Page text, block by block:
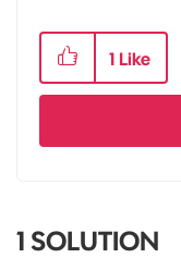
1 Like
1 SOLUTION